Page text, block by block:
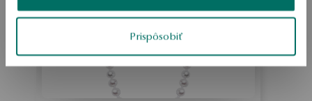
Prispôsobiť